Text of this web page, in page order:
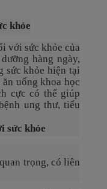
khỏe
với sức khỏe của
hàng ngày,
sức khỏe hiện tại
uống khoa học
cực có thể giúp
ung thư, tiểu
sức khỏe
trọng, có liên